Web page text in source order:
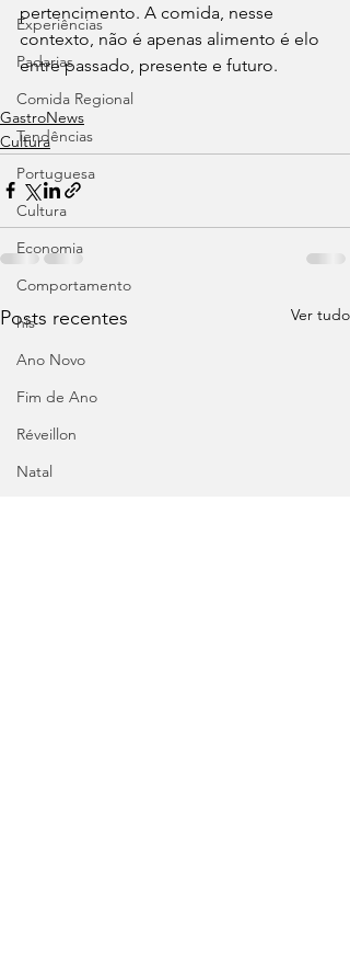
Experiências
Padarias
Comida Regional
Tendências
Portuguesa
Cultura
Economia
Comportamento
his
Ano Novo
Fim de Ano
Réveillon
Natal
pertencimento. A comida, nesse
contexto, não é apenas alimento é elo
entre passado, presente e futuro.
⁠GastroNews
Cultura
Posts recentes Ver tudo